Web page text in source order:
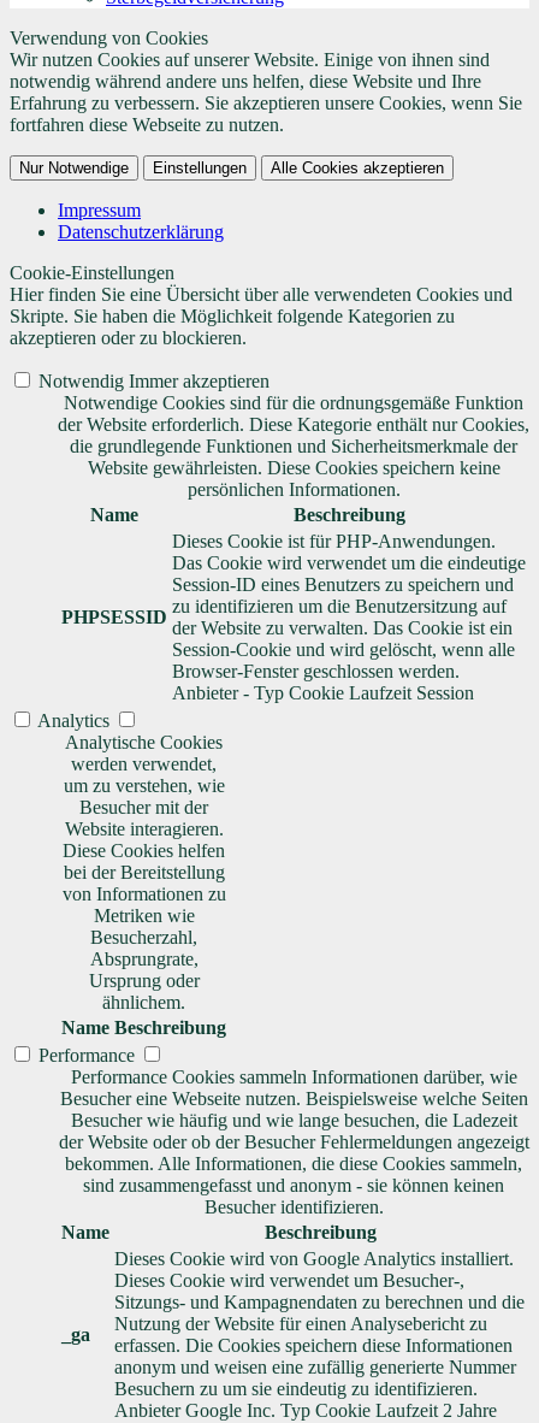
Verwendung von Cookies
Wir nutzen Cookies auf unserer Website. Einige von ihnen sind
notwendig während andere uns helfen, diese Website und Ihre
Erfahrung zu verbessern. Sie akzeptieren unsere Cookies, wenn Sie
fortfahren diese Webseite zu nutzen.
Nur Notwendige Einstellungen Alle Cookies akzeptieren
Impressum
Datenschutzerklärung
Cookie-Einstellungen
Hier finden Sie eine Übersicht über alle verwendeten Cookies und
Skripte. Sie haben die Möglichkeit folgende Kategorien zu
akzeptieren oder zu blockieren.
Notwendig Immer akzeptieren
Notwendige Cookies sind für die ordnungsgemäße Funktion
der Website erforderlich. Diese Kategorie enthält nur Cookies,
die grundlegende Funktionen und Sicherheitsmerkmale der
Website gewährleisten. Diese Cookies speichern keine
persönlichen Informationen.
Name
Beschreibung
PHPSESSID
Dieses Cookie ist für PHP-Anwendungen.
Das Cookie wird verwendet um die eindeutige
Session-ID eines Benutzers zu speichern und
zu identifizieren um die Benutzersitzung auf
der Website zu verwalten. Das Cookie ist ein
Session-Cookie und wird gelöscht, wenn alle
Browser-Fenster geschlossen werden.
Anbieter - Typ Cookie Laufzeit Session
Analytics
Analytische Cookies
werden verwendet,
um zu verstehen, wie
Besucher mit der
Website interagieren.
Diese Cookies helfen
bei der Bereitstellung
von Informationen zu
Metriken wie
Besucherzahl,
Absprungrate,
Ursprung oder
ähnlichem.
Name Beschreibung
Performance
Performance Cookies sammeln Informationen darüber, wie
Besucher eine Webseite nutzen. Beispielsweise welche Seiten
Besucher wie häufig und wie lange besuchen, die Ladezeit
der Website oder ob der Besucher Fehlermeldungen angezeigt
bekommen. Alle Informationen, die diese Cookies sammeln,
sind zusammengefasst und anonym - sie können keinen
Besucher identifizieren.
Name
Beschreibung
_ga
Dieses Cookie wird von Google Analytics installiert.
Dieses Cookie wird verwendet um Besucher-,
Sitzungs- und Kampagnendaten zu berechnen und die
Nutzung der Website für einen Analysebericht zu
erfassen. Die Cookies speichern diese Informationen
anonym und weisen eine zufällig generierte Nummer
Besuchern zu um sie eindeutig zu identifizieren.
Anbieter Google Inc. Typ Cookie Laufzeit 2 Jahre